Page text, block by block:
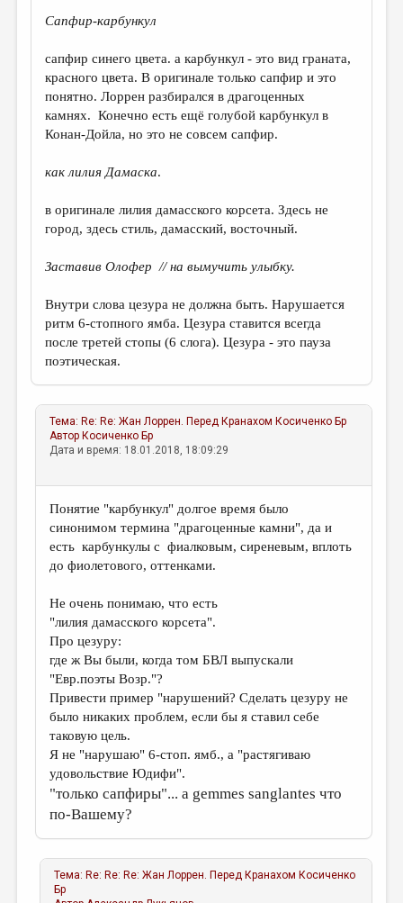
Сапфир-карбункул
сапфир синего цвета. а карбункул - это вид граната,
красного цвета. В оригинале только сапфир и это
понятно. Лоррен разбирался в драгоценных
камнях. Конечно есть ещё голубой карбункул в
Конан-Дойла, но это не совсем сапфир.
как лилия Дамаска.
в оригинале лилия дамасского корсета. Здесь не
город, здесь стиль, дамасский, восточный.
Заставив Олофер // на вымучить улыбку.
Внутри слова цезура не должна быть. Нарушается
ритм 6-стопного ямба. Цезура ставится всегда
после третей стопы (6 слога). Цезура - это пауза
поэтическая.
Тема: Re: Re: Жан Лоррен. Перед Кранахом Косиченко Бр
Автор Косиченко Бр
Дата и время: 18.01.2018, 18:09:29
Понятие "карбункул" долгое время было
синонимом термина "драгоценные камни", да и
есть карбункулы с фиалковым, сиреневым, вплоть
до фиолетового, оттенками.
Не очень понимаю, что есть
"лилия дамасского корсета".
Про цезуру:
где ж Вы были, когда том БВЛ выпускали
"Евр.поэты Возр."?
Привести пример "нарушений? Сделать цезуру не
было никаких проблем, если бы я ставил себе
таковую цель.
Я не "нарушаю" 6-стоп. ямб., а "растягиваю
удовольствие Юдифи".
"только сапфиры"... а gemmes sanglantes что
по-Вашему?
Тема: Re: Re: Re: Жан Лоррен. Перед Кранахом Косиченко
Бр